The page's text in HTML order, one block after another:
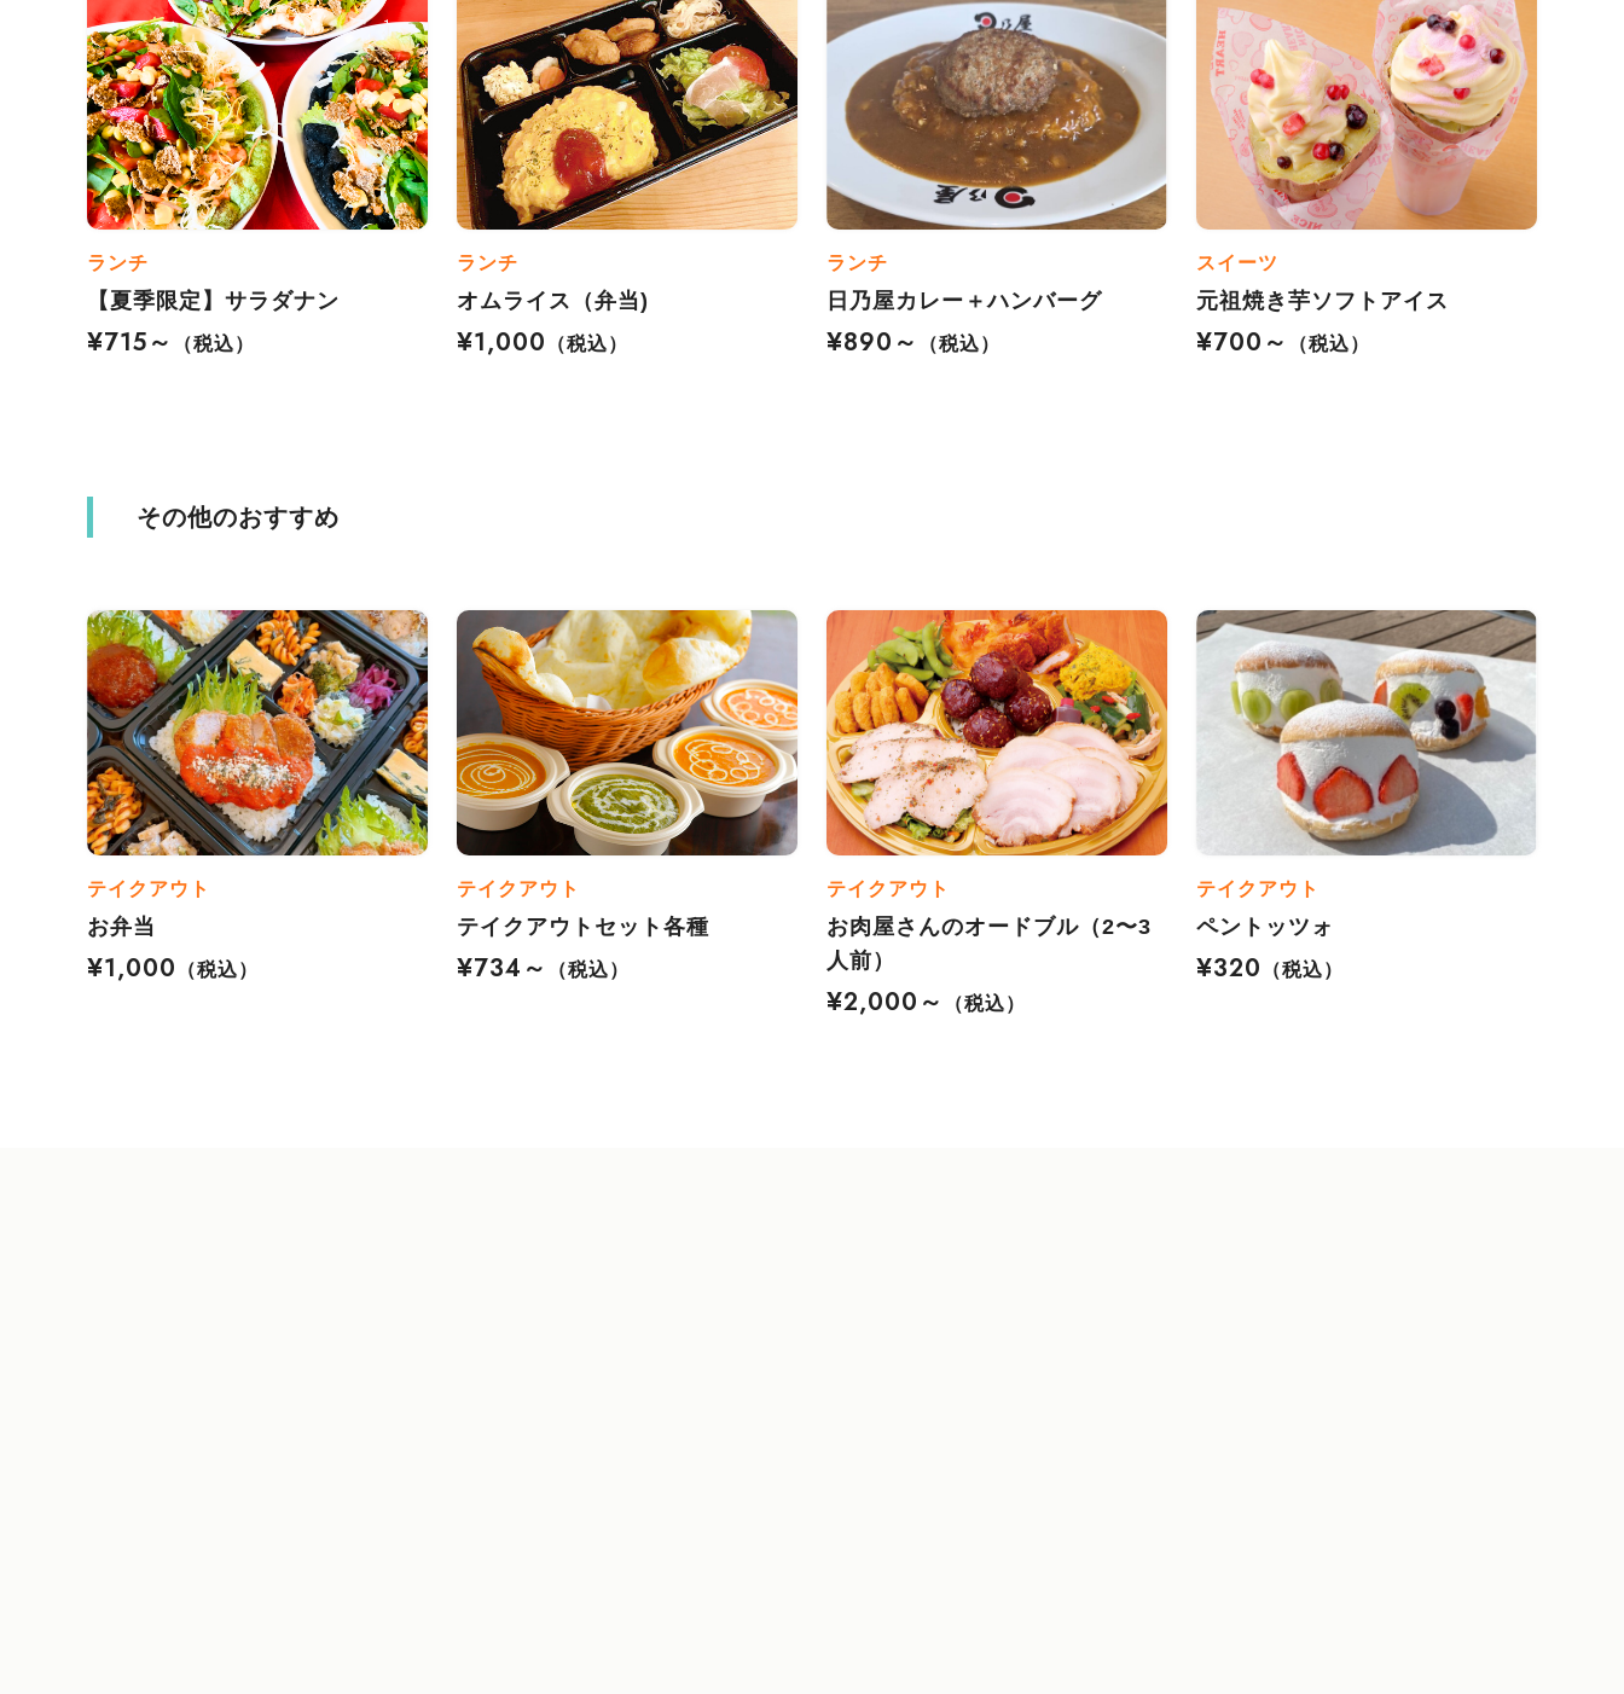
ランチ
【夏季限定】サラダナン
¥715～
（税込）
ランチ
オムライス（弁当)
¥1,000
（税込）
ランチ
日乃屋カレー＋ハンバーグ
¥890～
（税込）
スイーツ
元祖焼き芋ソフトアイス
¥700～
（税込）
その他のおすすめ
テイクアウト
お弁当
¥1,000
（税込）
テイクアウト
テイクアウトセット各種
¥734～
（税込）
テイクアウト
お肉屋さんのオードブル（2〜3
人前）
¥2,000～
（税込）
テイクアウト
ペントッツォ
¥320
（税込）